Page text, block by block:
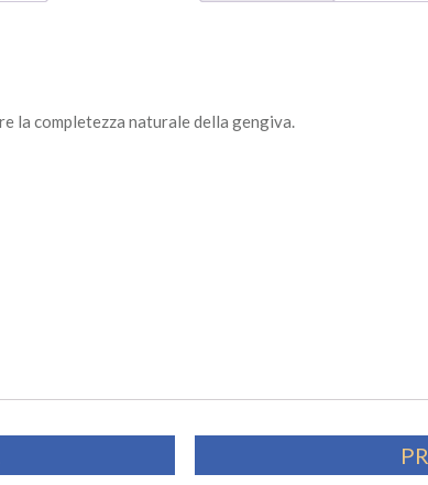
la completezza naturale della gengiva.